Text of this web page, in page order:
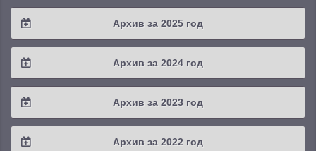
Архив за 2025 год
2025 / #4
2025 / #3
2025 / #1
Архив за 2024 год
2024 / #4
2024 / #3
Архив за 2023 год
2023 / #4
Архив за 2022 год